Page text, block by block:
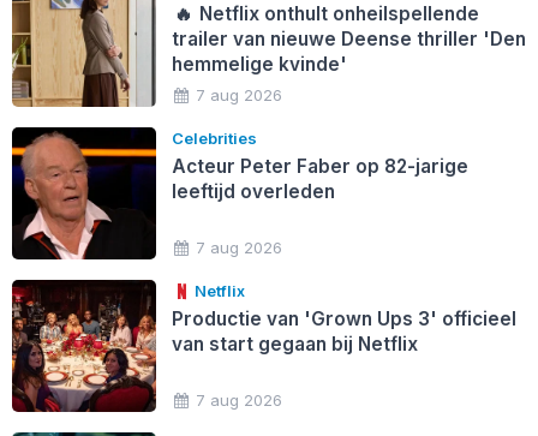
🔥 Netflix onthult onheilspellende
trailer van nieuwe Deense thriller 'Den
hemmelige kvinde'
7 aug 2026
Celebrities
Acteur Peter Faber op 82-jarige
leeftijd overleden
7 aug 2026
Netflix
Productie van 'Grown Ups 3' officieel
van start gegaan bij Netflix
7 aug 2026